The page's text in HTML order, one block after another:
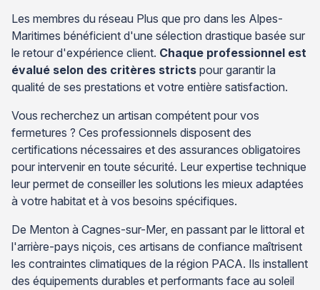
Les membres du réseau Plus que pro dans les Alpes-
Maritimes bénéficient d'une sélection drastique basée sur
le retour d'expérience client. Chaque professionnel est
évalué selon des critères stricts pour garantir la
qualité de ses prestations et votre entière satisfaction.
Vous recherchez un artisan compétent pour vos
fermetures ? Ces professionnels disposent des
certifications nécessaires et des assurances obligatoires
pour intervenir en toute sécurité. Leur expertise technique
leur permet de conseiller les solutions les mieux adaptées
à votre habitat et à vos besoins spécifiques.
De Menton à Cagnes-sur-Mer, en passant par le littoral et
l'arrière-pays niçois, ces artisans de confiance maîtrisent
les contraintes climatiques de la région PACA. Ils installent
des équipements durables et performants face au soleil